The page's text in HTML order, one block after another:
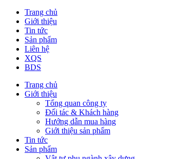
Trang chủ
Giới thiệu
Tin tức
Sản phẩm
Liên hệ
XQS
BDS
Trang chủ
Giới thiệu
Tổng quan công ty
Đối tác & Khách hàng
Hướng dẫn mua hàng
Giới thiệu sản phẩm
Tin tức
Sản phẩm